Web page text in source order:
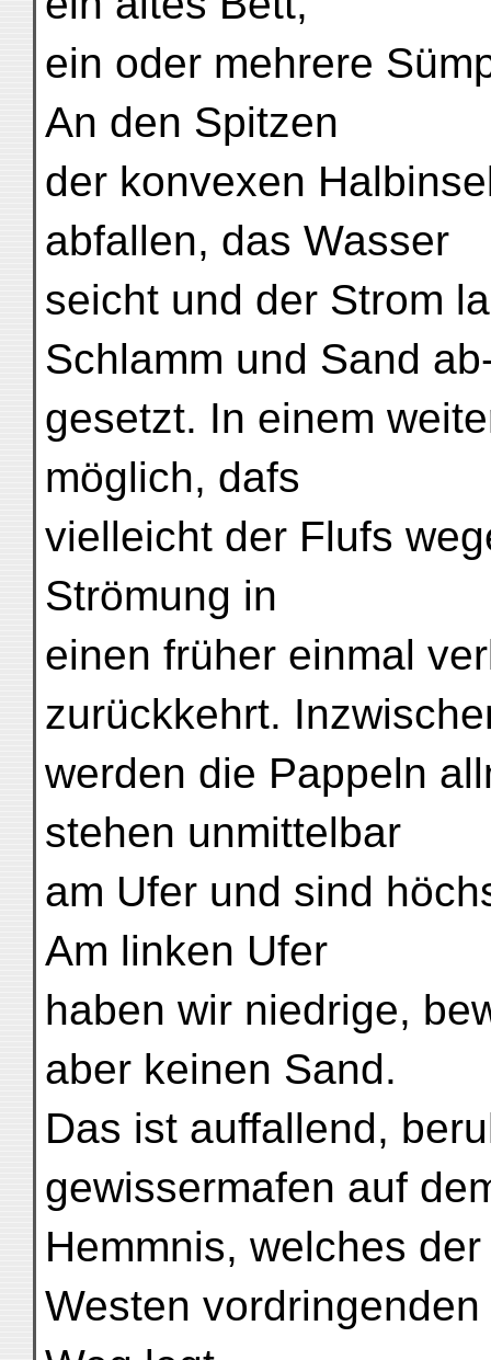
ein oder mehrere
An den Spitzen
der konvexen
abfallen, das Wasser
seicht und der Strom
Schlamm und Sand
gesetzt. In einem
möglich, dafs
vielleicht der Flufs
Strömung in
einen früher einmal
zurückkehrt.
werden die Pappeln
stehen unmittelbar
am Ufer und sind
Am linken Ufer
haben wir niedrige,
aber keinen Sand.
Das ist auffallend,
gewissermafen auf
Hemmnis, welches
Westen